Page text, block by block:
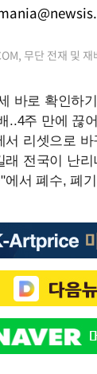
무단 전재 및 재